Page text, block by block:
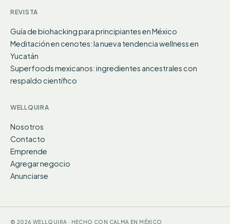
REVISTA
Guía de biohacking para principiantes en México
Meditación en cenotes: la nueva tendencia wellness en
Yucatán
Superfoods mexicanos: ingredientes ancestrales con
respaldo científico
WELLQUIRA
Nosotros
Contacto
Emprende
Agregar negocio
Anunciarse
© 2026 WELLQUIRA · HECHO CON CALMA EN MÉXICO